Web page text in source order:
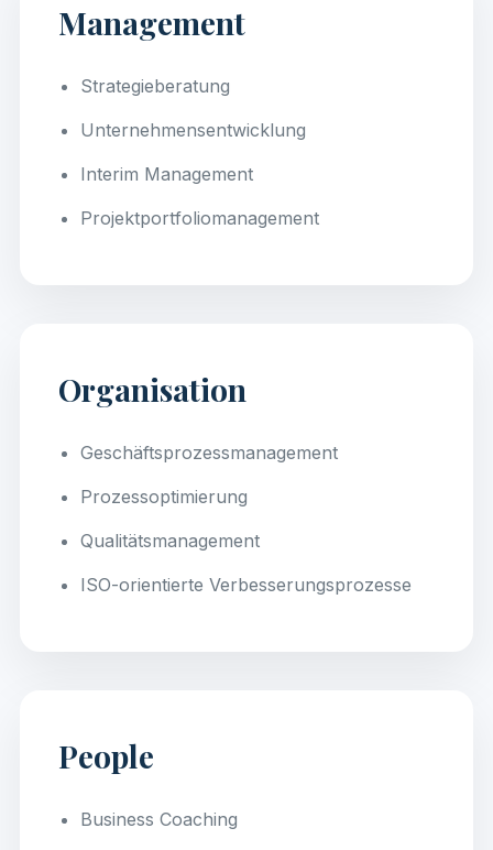
Management
Strategieberatung
Unternehmensentwicklung
Interim Management
Projektportfoliomanagement
Organisation
Geschäftsprozessmanagement
Prozessoptimierung
Qualitätsmanagement
ISO-orientierte Verbesserungsprozesse
People
Business Coaching